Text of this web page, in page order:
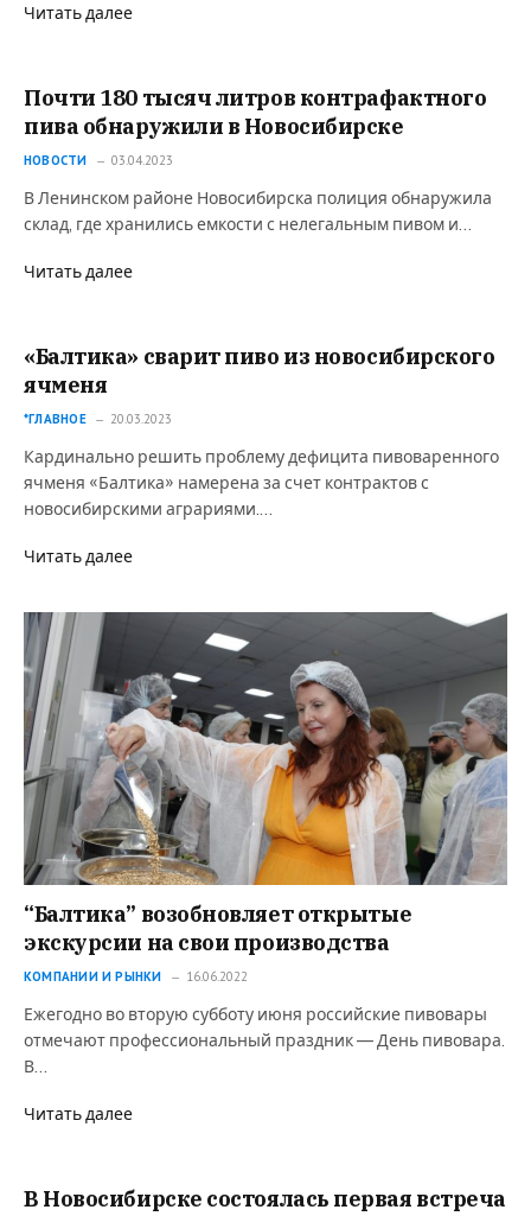
Читать далее
Почти 180 тысяч литров контрафактного
пива обнаружили в Новосибирске
НОВОСТИ 03.04.2023
В Ленинском районе Новосибирска полиция обнаружила
склад, где хранились емкости с нелегальным пивом и…
Читать далее
«Балтика» сварит пиво из новосибирского
ячменя
*ГЛАВНОЕ 20.03.2023
Кардинально решить проблему дефицита пивоваренного
ячменя «Балтика» намерена за счет контрактов с
новосибирскими аграриями.…
Читать далее
“Балтика” возобновляет открытые
экскурсии на свои производства
КОМПАНИИ И РЫНКИ 16.06.2022
Ежегодно во вторую субботу июня российские пивовары
отмечают профессиональный праздник — День пивовара.
В…
Читать далее
В Новосибирске состоялась первая встреча